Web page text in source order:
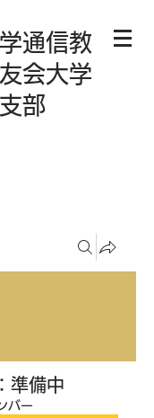
通信教
会大学
部
準備中
バー